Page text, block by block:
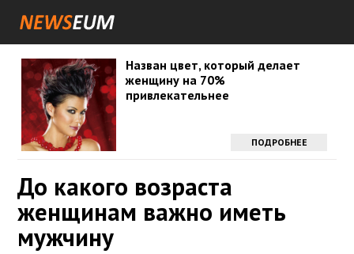
Назван цвет, который делает
женщину на 70%
привлекательнее
ПОДРОБНЕЕ
До какого возраста
женщинам важно иметь
мужчину